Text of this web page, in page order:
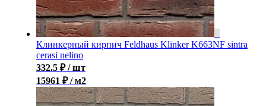
Клинкерный кирпич Feldhaus Klinker K663NF sintra
cerasi nelino
332.5 ₽ / шт
15961 ₽ / м2